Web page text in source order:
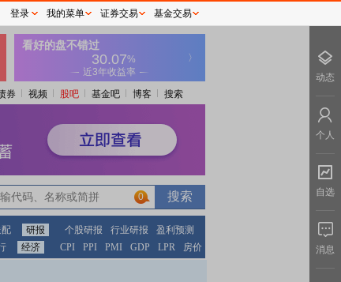
券 视频 股吧 基金吧 博客 搜索
0
研报 个股研报 行业研报
盈利预测
经济 CPI PPI PMI GDP LPR 房价
登录 我的菜单 证券交易 基金交易
动态
个人
自选
消息